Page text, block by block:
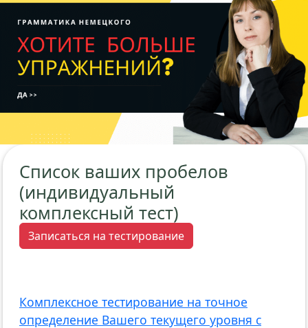
Список ваших пробелов
(индивидуальный
комплексный тест)
Записаться на тестирование
Комплексное тестирование на точное
определение Вашего текущего уровня с